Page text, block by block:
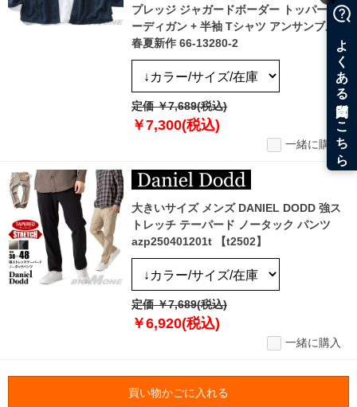
プレッジ ジャガードボーダー トッパー カ
ーディガン + 半袖 Tシャツ アンサンブル
春夏新作 66-13280-2
定価 ￥7,689(税込)
￥7,300(税込)
一緒に購入
大きいサイズ メンズ DANIEL DODD 強ス
トレッチ テーパード ノータック パンツ
azp250401201t 【t2502】
定価 ￥7,689(税込)
￥6,920(税込)
一緒に購入
買い物かごに入れる